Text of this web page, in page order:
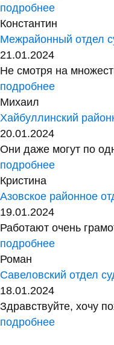
подробнее
Константин
Межрайонный отдел
21.01.2024
Не смотря на
подробнее
Михаил
Хайбуллинский
20.01.2024
Они даже могут по
подробнее
Кристина
Азовское районное
19.01.2024
Работают очень
подробнее
Роман
Савеловский отдел
18.01.2024
Здравствуйте, хочу
подробнее